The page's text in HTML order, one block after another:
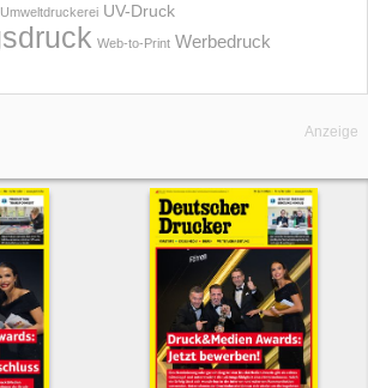
Umweltdruckerei UV-Druck
Web-to-Print Werbedruck
Anzeige